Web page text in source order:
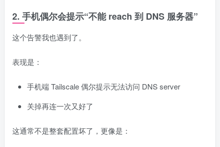
2. 手机偶尔会提示“不能 reach 到 DNS 服务器”
这个告警我也遇到了。
表现是：
手机端 Tailscale 偶尔提示无法访问 DNS server
关掉再连一次又好了
这通常不是整套配置坏了，更像是：